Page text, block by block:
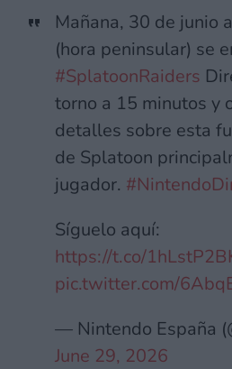
Mañana, 30 de junio
(hora peninsular) se
#SplatoonRaiders
torno a 15 minutos y
detalles sobre esta
de Splatoon
jugador.
Síguelo aquí:
https://t.co/
pic.twitter.com/
— Nintendo España
June 29, 2026